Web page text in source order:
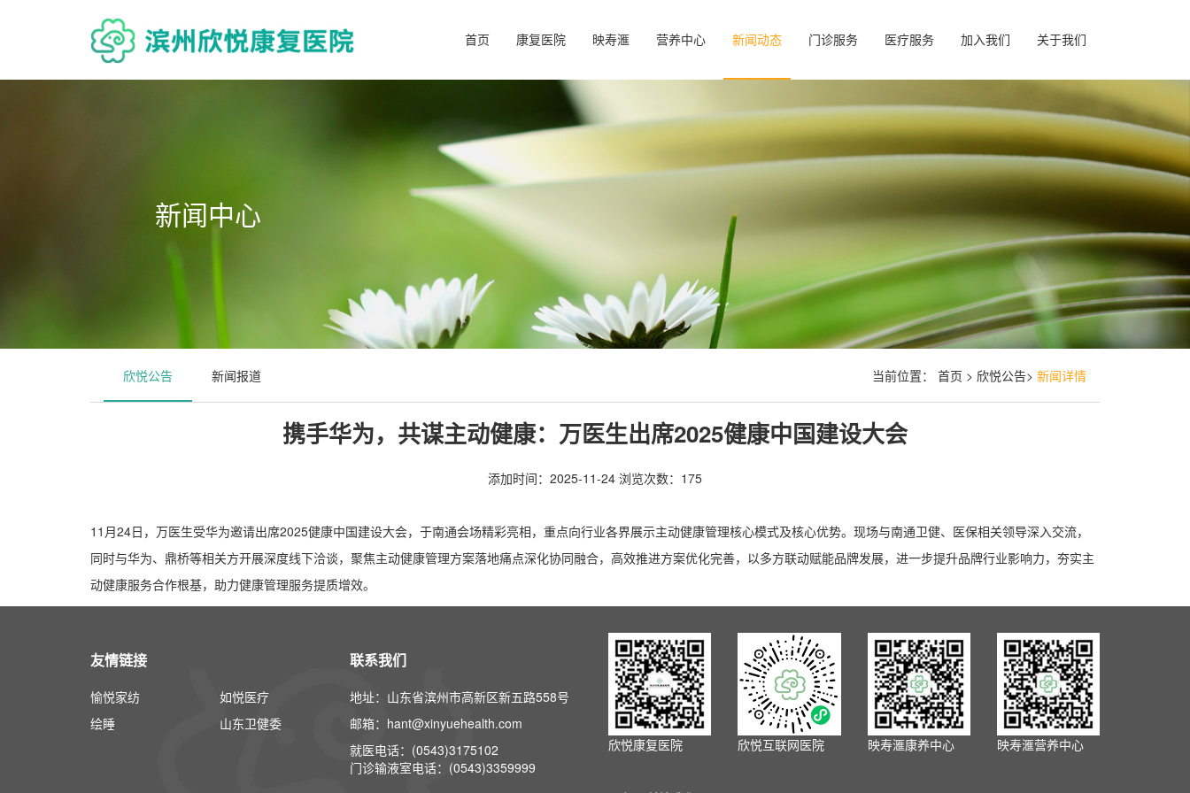
首页 康复医院 映寿滙 营养中心 新闻动态 门诊服务 医疗服务 加入我们 关于我们
新闻中心
欣悦公告 新闻报道 当前位置： 首页 > 欣悦公告> 新闻详情
携手华为，共谋主动健康：万医生出席2025健康中国建设大会
添加时间：2025-11-24 浏览次数： 175
11月24日，万医生受华为邀请出席2025健康中国建设大会，于南通会场精彩亮相，重点向行业各界展示主动健康管理核心模式及核心优势。现场与南通卫健、医保相关领导深入交流，
同时与华为、鼎桥等相关方开展深度线下洽谈，聚焦主动健康管理方案落地痛点深化协同融合，高效推进方案优化完善，以多方联动赋能品牌发展，进一步提升品牌行业影响力，夯实主
动健康服务合作根基，助力健康管理服务提质增效。
友情链接
愉悦家纺
如悦医疗
绘睡
山东卫健委
联系我们
地址：山东省滨州市高新区新五路558号
邮箱：hant@xinyuehealth.com
就医电话：(0543)3175102
门诊输液室电话：(0543)3359999
欣悦康复医院 欣悦互联网医院 映寿滙康养中心 映寿滙营养中心